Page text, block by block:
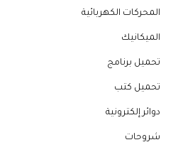
المحركات الكهربائية
الميكانيك
تحميل برنامج
تحميل كتب
دوائر إلكترونية
شروحات